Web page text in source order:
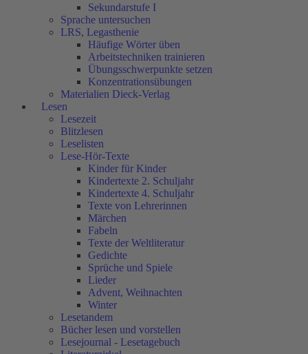
Sekundarstufe I
Sprache untersuchen
LRS, Legasthenie
Häufige Wörter üben
Arbeitstechniken trainieren
Übungsschwerpunkte setzen
Konzentrationsübungen
Materialien Dieck-Verlag
Lesen
Lesezeit
Blitzlesen
Leselisten
Lese-Hör-Texte
Kinder für Kinder
Kindertexte 2. Schuljahr
Kindertexte 4. Schuljahr
Texte von Lehrerinnen
Märchen
Fabeln
Texte der Weltliteratur
Gedichte
Sprüche und Spiele
Lieder
Advent, Weihnachten
Winter
Lesetandem
Bücher lesen und vorstellen
Lesejournal - Lesetagebuch